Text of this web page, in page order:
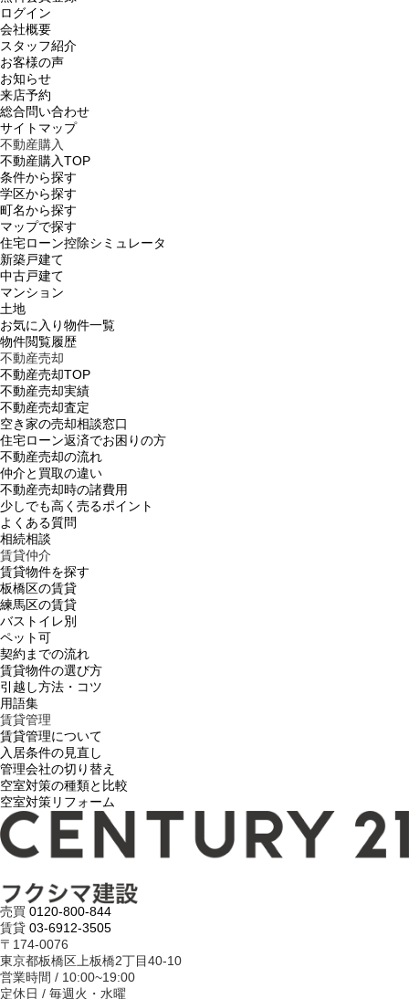
ログイン
会社概要
スタッフ紹介
お客様の声
お知らせ
来店予約
総合問い合わせ
サイトマップ
不動産購入
不動産購入TOP
条件から探す
学区から探す
町名から探す
マップで探す
住宅ローン控除シミュレータ
新築戸建て
中古戸建て
マンション
土地
お気に入り物件一覧
物件閲覧履歴
不動産売却
不動産売却TOP
不動産売却実績
不動産売却査定
空き家の売却相談窓口
住宅ローン返済でお困りの方
不動産売却の流れ
仲介と買取の違い
不動産売却時の諸費用
少しでも高く売るポイント
よくある質問
相続相談
賃貸仲介
賃貸物件を探す
板橋区の賃貸
練馬区の賃貸
バストイレ別
ペット可
契約までの流れ
賃貸物件の選び方
引越し方法・コツ
用語集
賃貸管理
賃貸管理について
入居条件の見直し
管理会社の切り替え
空室対策の種類と比較
空室対策リフォーム
売買 0120-800-844
賃貸 03-6912-3505
〒174-0076
東京都板橋区上板橋2丁目40-10
営業時間 / 10:00~19:00
定休日 / 毎週火・水曜